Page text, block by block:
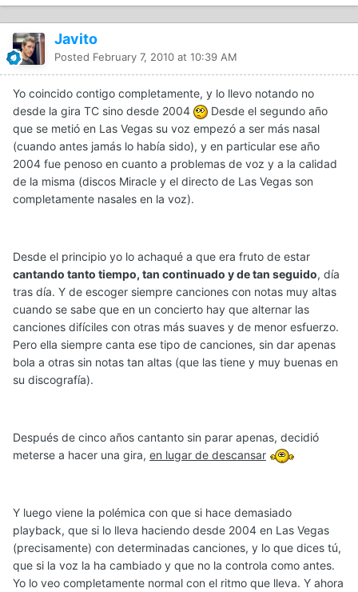
Javito
Posted February 7, 2010 at 10:39 AM
Yo coincido contigo completamente, y lo llevo notando no
desde la gira TC sino desde 2004
Desde el segundo año
que se metió en Las Vegas su voz empezó a ser más nasal
(cuando antes jamás lo había sido), y en particular ese año
2004 fue penoso en cuanto a problemas de voz y a la calidad
de la misma (discos Miracle y el directo de Las Vegas son
completamente nasales en la voz).
Desde el principio yo lo achaqué a que era fruto de estar
cantando tanto tiempo, tan continuado y de tan seguido, día
tras día. Y de escoger siempre canciones con notas muy altas
cuando se sabe que en un concierto hay que alternar las
canciones difíciles con otras más suaves y de menor esfuerzo.
Pero ella siempre canta ese tipo de canciones, sin dar apenas
bola a otras sin notas tan altas (que las tiene y muy buenas en
su discografía).
Después de cinco años cantanto sin parar apenas, decidió
meterse a hacer una gira, en lugar de descansar
Y luego viene la polémica con que si hace demasiado
playback, que si lo lleva haciendo desde 2004 en Las Vegas
(precisamente) con determinadas canciones, y lo que dices tú,
que si la voz la ha cambiado y que no la controla como antes.
Yo lo veo completamente normal con el ritmo que lleva. Y ahora